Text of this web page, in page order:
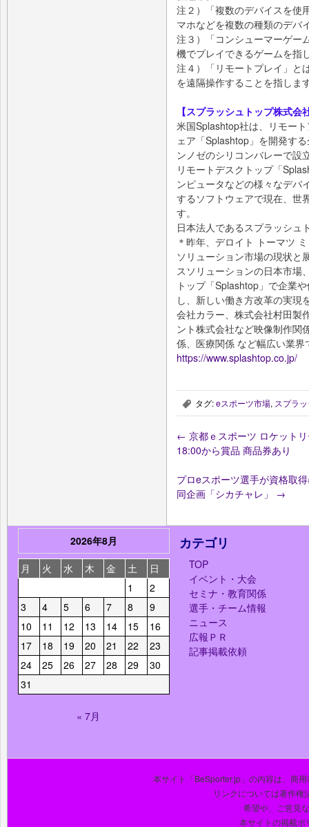
注２）「複数のデバイスを使
マホなどを複数の種類のデバ
注３）「コンシューマーゲー
機でプレイできるゲームを指
注４）「リモートプレイ」と
を遠隔操作することを指しま
【スプラッシュトップ株式会
米国Splashtop社は、リモー
ェア「Splashtop」を開発す
ンノゼのシリコンバレーで設
リモートデスクトップ「
ンピュータなどの様々なデバ
するソフトウェアで現在、世
す。
日本法人であるスプラッシュ
＊昨年、デロイト トーマツ
ソリューション市場の現状と
スソリューションの日本市場
トップ「Splashtop」で企業
し、新しい働き方改革の実現
会社カラー、株式会社村田製
ント株式会社など映像制作関
係、医療関係 など幅広い業
https://www.splashtop.co.jp/
, タグ:eスポーツ市場, スプラ
← 京都ｅスポーツ ロケット
18:00から賞品 商品券あり
プロeスポーツ選手が資格取
同企画「シカチャレ」 →
2026年8月
月
火 水 木 金 土
日
1
2
3
4 5 6 7 8
9
10
11 12 13 14 15
16
17
18 19 20 21 22
23
24
25 26 27 28 29
30
31
« 7月
カテゴリ
TOP
イベント・大会
セミナ・教育関係
選手・チーム情報
ニュース
広報ＰＲ
記事掲載依頼
本サイト「BeSporter.jp」の内容は、商
リンクについては著作権
希望や、ご意見
本サイトの掲載ポ